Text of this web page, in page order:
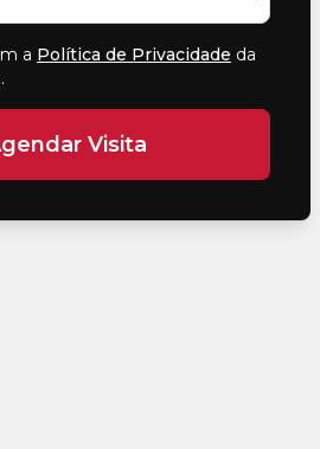
a Política de Privacidade da
.
Visita